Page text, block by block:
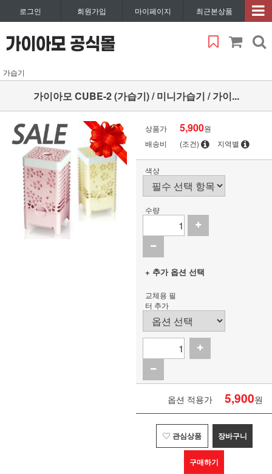
로그인 회원가입 마이페이지 최근본상품
가습기
가이아모 CUBE-2 (가습기) / 미니가습기 / 가이...
상품가 5,900원
배송비
(조건) 지역별
색상
수량
+ 추가 옵션 선택
교체용 필
터 추가
옵션 적용가 5,900원
관심상품 장바구니
구매하기